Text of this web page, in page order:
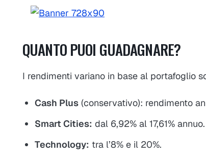
QUANTO PUOI GUADAGNARE?
I rendimenti variano in base al portafoglio
Cash Plus (conservativo): rendimento
Smart Cities: dal 6,92% al 17,61% annuo.
Technology: tra l’8% e il 20%.